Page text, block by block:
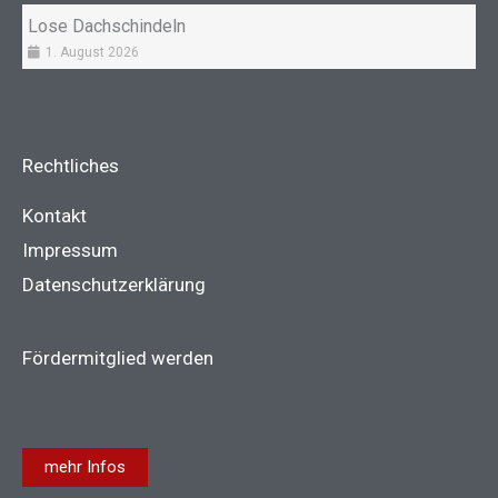
Lose Dachschindeln
1. August 2026
Rechtliches
Kontakt
Impressum
Datenschutzerklärung
Fördermitglied werden
mehr Infos